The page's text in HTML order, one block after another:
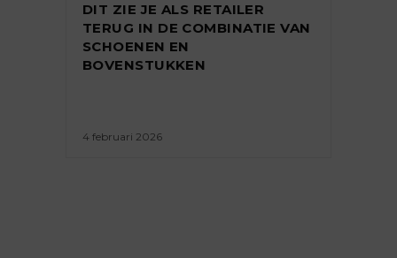
DIT ZIE JE ALS RETAILER
TERUG IN DE COMBINATIE VAN
SCHOENEN EN
BOVENSTUKKEN
4 februari 2026